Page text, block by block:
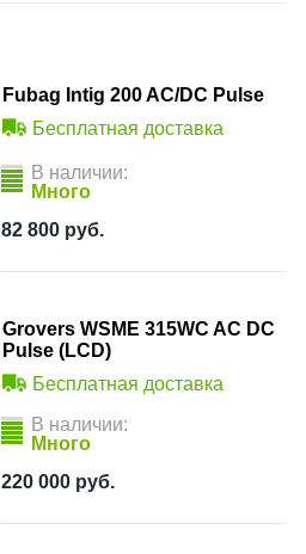
Fubag Intig 200 AC/DC Pulse
Бесплатная доставка
В наличии:
Много
82 800 руб.
Grovers WSME 315WC AC DC
Pulse (LCD)
Бесплатная доставка
В наличии:
Много
220 000 руб.